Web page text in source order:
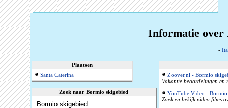
Informatie over
-
Plaatsen
Santa Caterina
Zoek naar Bormio skigebied
Zoover.nl - Bormio
Vakantie beoordelingen en
YouTube Video -
Zoek en bekijk video films